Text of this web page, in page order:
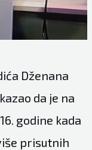
Dženana
da je na
godine kada
prisutnih